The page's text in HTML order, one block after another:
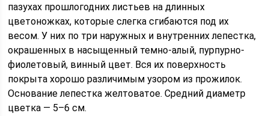
пазухах прошлогодних листьев на длинных
цветоножках, которые слегка сгибаются под их
весом. У них по три наружных и внутренних лепестка,
окрашенных в насыщенный темно-алый, пурпурно-
фиолетовый, винный цвет. Вся их поверхность
покрыта хорошо различимым узором из прожилок.
Основание лепестка желтоватое. Средний диаметр
цветка — 5–6 см.